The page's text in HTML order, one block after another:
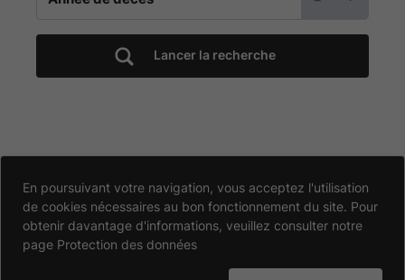
communauté
de
de
LES
HERBIERS
Lancer la recherche
Accessibilité
Partiellement conforme
Données personnelles
Mentions légales
En poursuivant votre navigation, vous acceptez l'utilisation
de cookies nécessaires au bon fonctionnement du site. Pour
obtenir davantage d'informations, veuillez consulter notre
page Protection des données